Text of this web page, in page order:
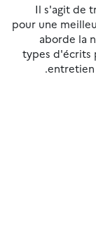
Il s'agit de
pour une
aborde la
types d'écrits
entretien